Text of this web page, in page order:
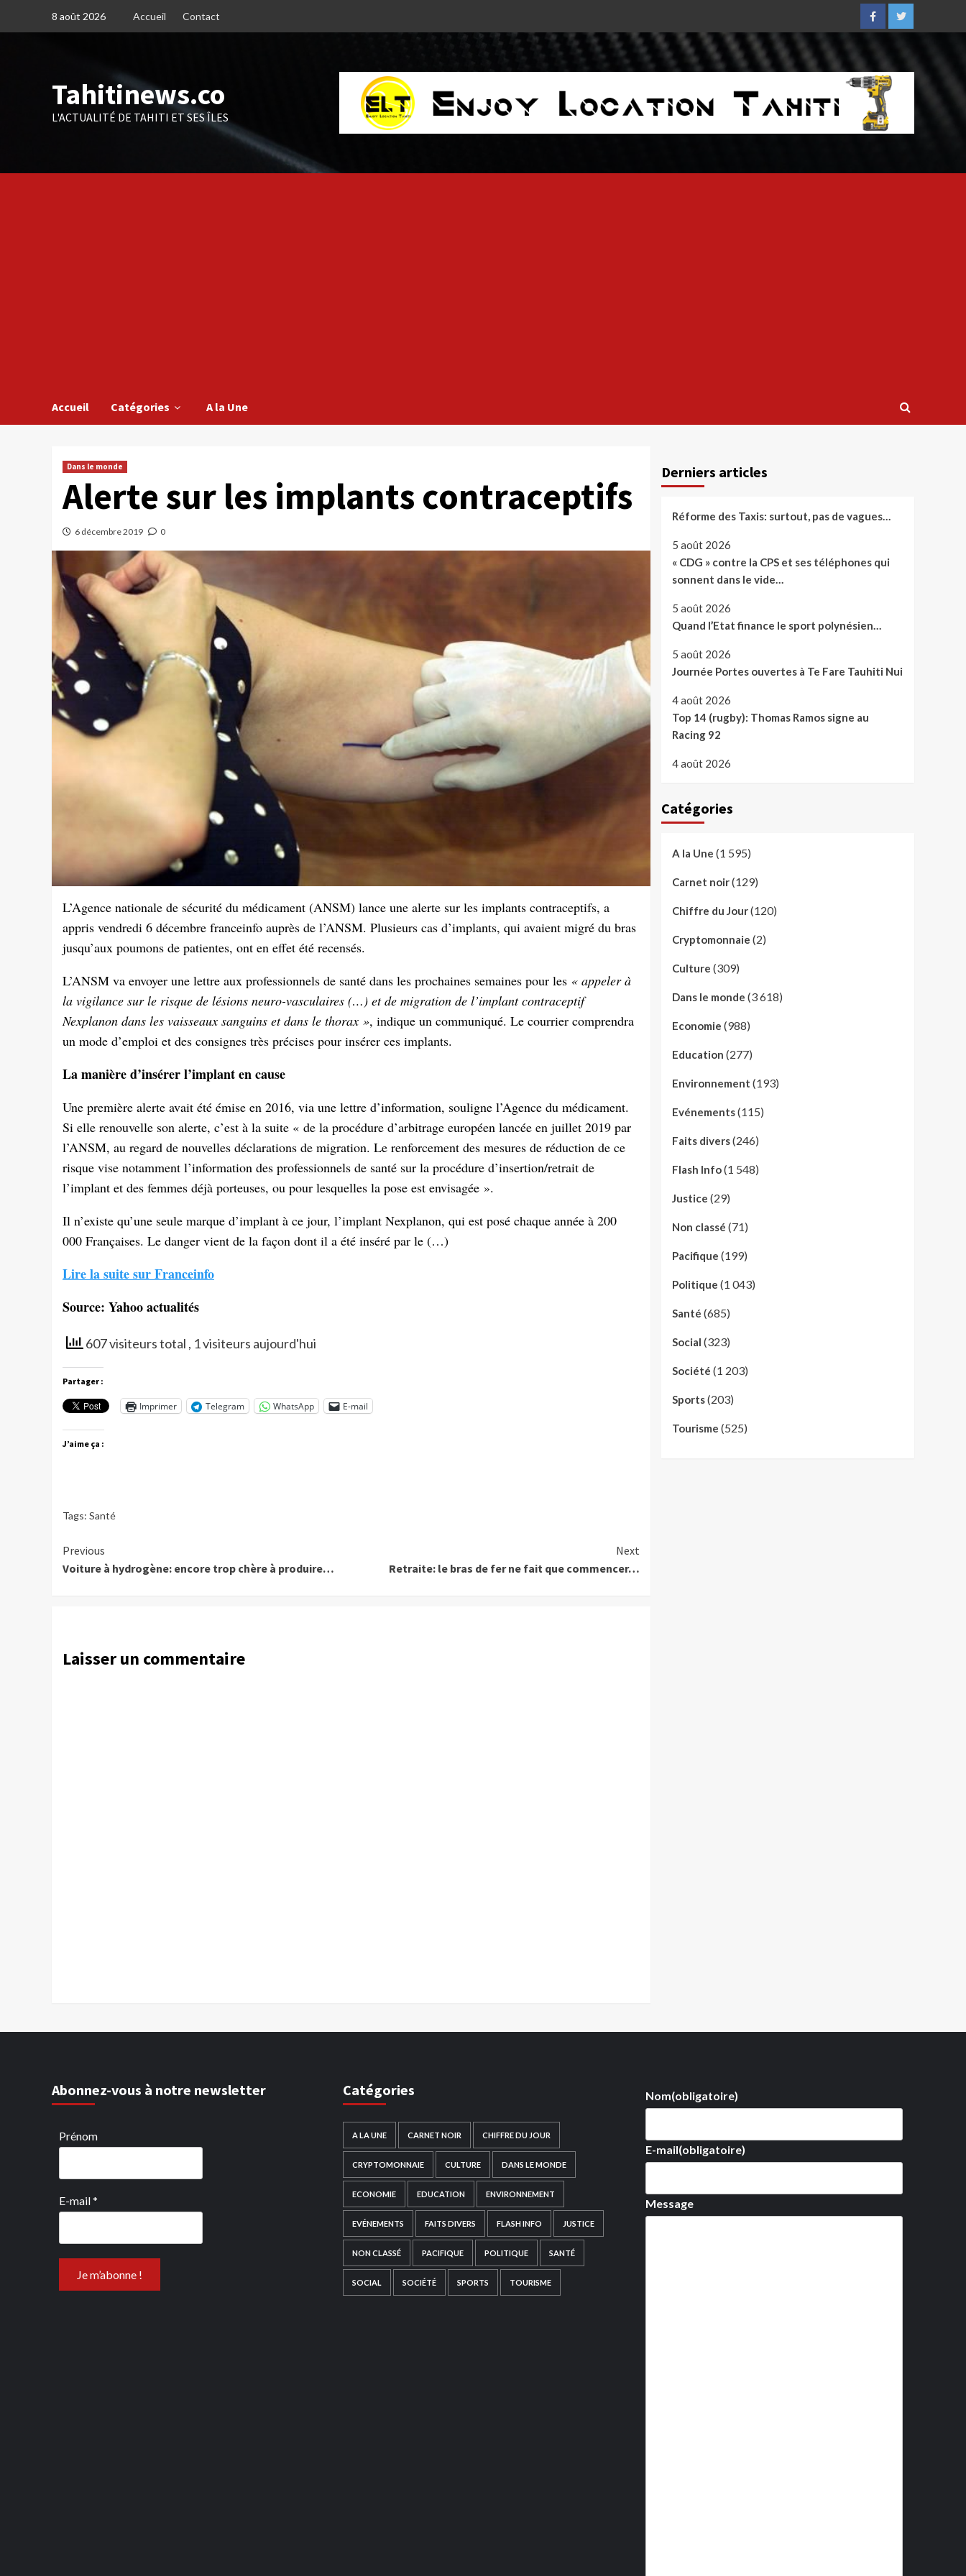
8 août 2026 Accueil Contact
FacebookTwitter
Tahitinews.co
L'ACTUALITÉ DE TAHITI ET SES ÎLES
Accueil Catégories A la Une
Dans le monde
Alerte sur les implants contraceptifs
6 décembre 2019 0
L’Agence nationale de sécurité du médicament (ANSM) lance une alerte sur les implants contraceptifs, a
appris vendredi 6 décembre franceinfo auprès de l’ANSM. Plusieurs cas d’implants, qui avaient migré du bras
jusqu’aux poumons de patientes, ont en effet été recensés.
L’ANSM va envoyer une lettre aux professionnels de santé dans les prochaines semaines pour les « appeler à
la vigilance sur le risque de lésions neuro-vasculaires (…) et de migration de l’implant contraceptif
Nexplanon dans les vaisseaux sanguins et dans le thorax », indique un communiqué. Le courrier comprendra
un mode d’emploi et des consignes très précises pour insérer ces implants.
La manière d’insérer l’implant en cause
Une première alerte avait été émise en 2016, via une lettre d’information, souligne l’Agence du médicament.
Si elle renouvelle son alerte, c’est à la suite « de la procédure d’arbitrage européen lancée en juillet 2019 par
l’ANSM, au regard de nouvelles déclarations de migration. Le renforcement des mesures de réduction de ce
risque vise notamment l’information des professionnels de santé sur la procédure d’insertion/retrait de
l’implant et des femmes déjà porteuses, ou pour lesquelles la pose est envisagée ».
Il n’existe qu’une seule marque d’implant à ce jour, l’implant Nexplanon, qui est posé chaque année à 200
000 Françaises. Le danger vient de la façon dont il a été inséré par le (…)
Lire la suite sur Franceinfo
Source: Yahoo actualités
607 visiteurs total , 1 visiteurs aujourd'hui
Partager :
Imprimer Telegram WhatsApp E-mail
J’aime ça :
Tags: Santé
Continue
Reading
Previous
Voiture à hydrogène: encore trop chère à produire…
Next
Retraite: le bras de fer ne fait que commencer…
Laisser un commentaire
Derniers articles
Réforme des Taxis: surtout, pas de vagues…
5 août 2026
« CDG » contre la CPS et ses téléphones qui
sonnent dans le vide…
5 août 2026
Quand l’Etat finance le sport polynésien…
5 août 2026
Journée Portes ouvertes à Te Fare Tauhiti Nui
4 août 2026
Top 14 (rugby): Thomas Ramos signe au
Racing 92
4 août 2026
Catégories
A la Une (1 595)
Carnet noir(129)
Chiffre du Jour(120)
Cryptomonnaie (2)
Culture (309)
Dans le monde (3 618)
Economie (988)
Education (277)
Environnement (193)
Evénements(115)
Faits divers(246)
Flash Info(1 548)
Justice (29)
Non classé (71)
Pacifique (199)
Politique (1 043)
Santé (685)
Social (323)
Société (1 203)
Sports(203)
Tourisme (525)
Abonnez-vous à notre newsletter
Prénom
E-mail*
Catégories
A LA UNE CARNET NOIR CHIFFRE DU JOUR
CRYPTOMONNAIE CULTURE DANS LE MONDE
ECONOMIE EDUCATION ENVIRONNEMENT
EVÉNEMENTS FAITS DIVERS FLASH INFO JUSTICE
NON CLASSÉ PACIFIQUE POLITIQUE SANTÉ
SOCIAL SOCIÉTÉ SPORTS TOURISME
Nom(obligatoire)
E-mail(obligatoire)
Message